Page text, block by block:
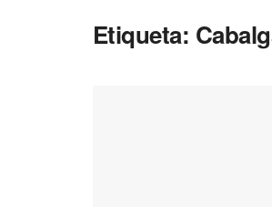
Etiqueta: